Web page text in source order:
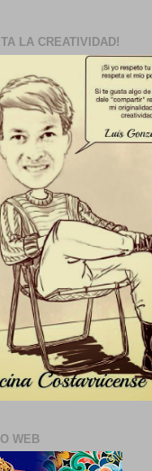
LA CREATIVIDAD!
WEB